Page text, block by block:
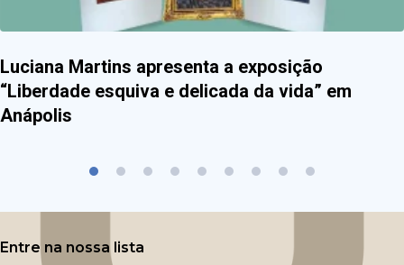
Luciana Martins apresenta a exposição
“Liberdade esquiva e delicada da vida” em
Anápolis
Entre na nossa lista